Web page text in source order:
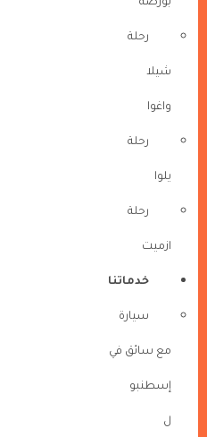
رحلة
شيلا
واغوا
رحلة
يلوا
رحلة
ازميت
خدماتنا
سيارة
مع سائق في
إسطنبو
ل